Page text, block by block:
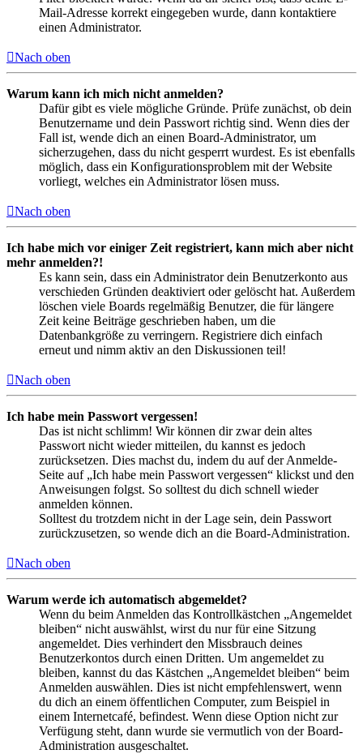
Mail-Adresse korrekt eingegeben wurde, dann kontaktiere
einen Administrator.
Nach oben
Warum kann ich mich nicht anmelden?
Dafür gibt es viele mögliche Gründe. Prüfe zunächst, ob dein
Benutzername und dein Passwort richtig sind. Wenn dies der
Fall ist, wende dich an einen Board-Administrator, um
sicherzugehen, dass du nicht gesperrt wurdest. Es ist ebenfalls
möglich, dass ein Konfigurationsproblem mit der Website
vorliegt, welches ein Administrator lösen muss.
Nach oben
Ich habe mich vor einiger Zeit registriert, kann mich aber nicht
mehr anmelden?!
Es kann sein, dass ein Administrator dein Benutzerkonto aus
verschieden Gründen deaktiviert oder gelöscht hat. Außerdem
löschen viele Boards regelmäßig Benutzer, die für längere
Zeit keine Beiträge geschrieben haben, um die
Datenbankgröße zu verringern. Registriere dich einfach
erneut und nimm aktiv an den Diskussionen teil!
Nach oben
Ich habe mein Passwort vergessen!
Das ist nicht schlimm! Wir können dir zwar dein altes
Passwort nicht wieder mitteilen, du kannst es jedoch
zurücksetzen. Dies machst du, indem du auf der Anmelde-
Seite auf „Ich habe mein Passwort vergessen“ klickst und den
Anweisungen folgst. So solltest du dich schnell wieder
anmelden können.
Solltest du trotzdem nicht in der Lage sein, dein Passwort
zurückzusetzen, so wende dich an die Board-Administration.
Nach oben
Warum werde ich automatisch abgemeldet?
Wenn du beim Anmelden das Kontrollkästchen „Angemeldet
bleiben“ nicht auswählst, wirst du nur für eine Sitzung
angemeldet. Dies verhindert den Missbrauch deines
Benutzerkontos durch einen Dritten. Um angemeldet zu
bleiben, kannst du das Kästchen „Angemeldet bleiben“ beim
Anmelden auswählen. Dies ist nicht empfehlenswert, wenn
du dich an einem öffentlichen Computer, zum Beispiel in
einem Internetcafé, befindest. Wenn diese Option nicht zur
Verfügung steht, dann wurde sie vermutlich von der Board-
Administration ausgeschaltet.